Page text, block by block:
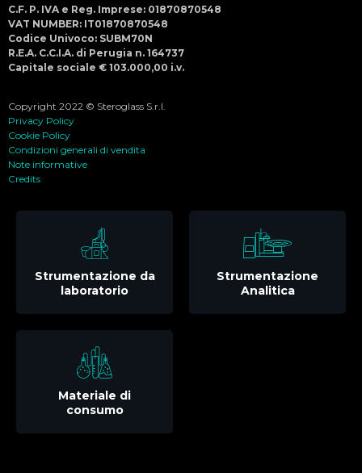
C.F. P. IVA e Reg. Imprese: 01870870548
VAT NUMBER: IT01870870548
Codice Univoco: SUBM70N
R.E.A. C.C.I.A. di Perugia n. 164737
Capitale sociale € 103.000,00 i.v.
Copyright 2022 © Steroglass S.r.l.
Privacy Policy
Cookie Policy
Condizioni generali di vendita
Note informative
Credits
Strumentazione da
laboratorio
Strumentazione
Analitica
Materiale di
consumo